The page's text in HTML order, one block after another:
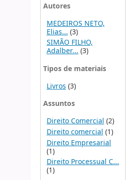
Autores
MEDEIROS NETO,
Elias... (3)
SIMÃO FILHO,
Adalber...(3)
Tipos de materiais
Livros (3)
Assuntos
Direito Comercial (2)
Direito comercial (1)
Direito Empresarial
(1)
Direito Processual C...
(1)